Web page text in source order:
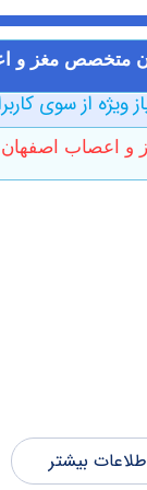
متخصص مغز
ویژه از سوی
و اعصاب اصفهان
بیشتر